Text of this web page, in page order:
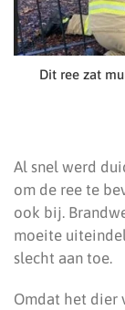
Dit ree zat
Al snel werd
om de ree te
ook bij.
moeite
slecht aan toe.
Omdat het dier